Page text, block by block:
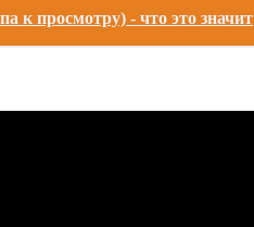
к просмотру) - что это значит